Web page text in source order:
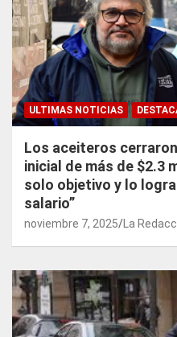
ULTIMAS NOTICIAS
Los aceiteros
inicial de más de $2.3
solo objetivo y lo
salario”
noviembre 7, 2025 La